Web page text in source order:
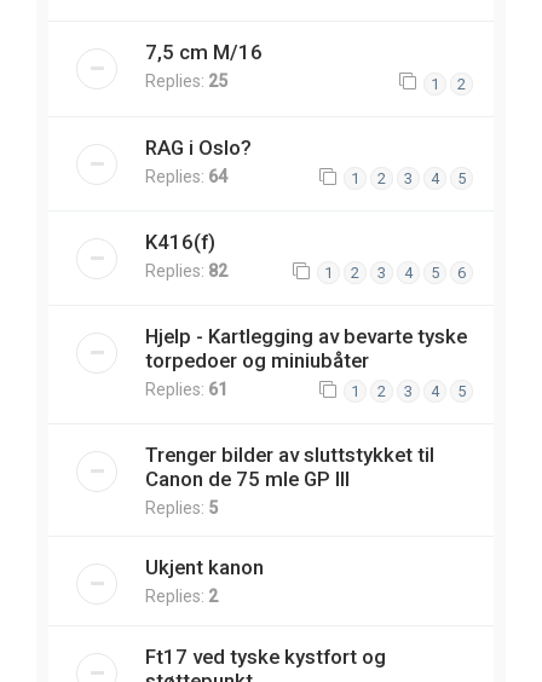
7,5 cm M/16
Replies: 25 1 2
RAG i Oslo?
Replies: 64 1 2 3 4 5
K416(f)
Replies: 82 1 2 3 4 5 6
Hjelp - Kartlegging av bevarte tyske
torpedoer og miniubåter
Replies: 61 1 2 3 4 5
Trenger bilder av sluttstykket til
Canon de 75 mle GP III
Replies: 5
Ukjent kanon
Replies: 2
Ft17 ved tyske kystfort og